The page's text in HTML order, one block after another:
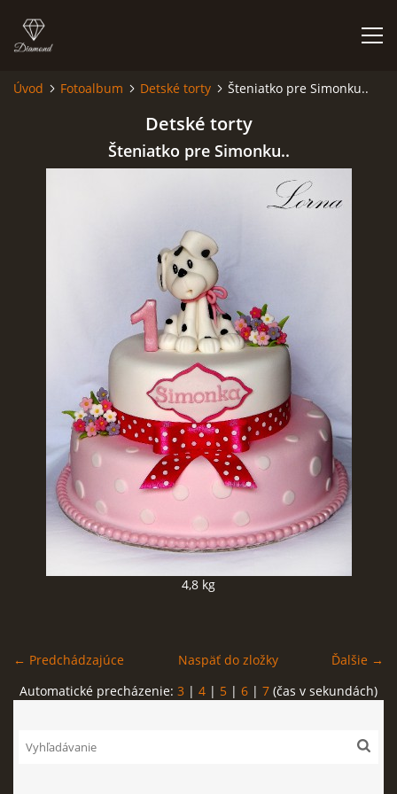
NIEČO O MNE A MOJEJ ZÁĽUBE
DOBRÉ RADY NIELEN PRE ZAČIATOČNÍKOV
NAJČASTEJŠIE OTÁZKY
FOTOPOSTUPY
MARCIPÁN A INÉ POŤAHOVÉ HMOTY
OBĽÚBENÉ RECEPTY
ZAUJÍMAVOSTI O MEDOVNÍČKOCH
***VIANOCE***
KVÁSKOVANIE
Úvod Fotoalbum Detské torty Šteniatko pre Simonku..
Detské torty
Šteniatko pre Simonku..
4,8 kg
← Predchádzajúce Ďalšie →
Naspäť do zložky
Automatické precházenie: 3 | 4 | 5 | 6 | 7 (čas v sekundách)